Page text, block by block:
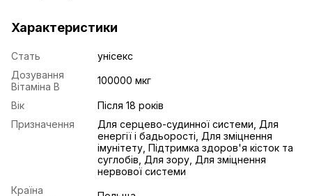
Характеристики
Стать
унісекс
Дозування
Вітаміна B
100000 мкг
Вік
Після 18 років
Призначення
Для серцево-судинної системи, Для
енергії і бадьорості, Для зміцнення
імунітету, Підтримка здоров'я кісток та
суглобів, Для зору, Для зміцнення
нервової системи
Країна